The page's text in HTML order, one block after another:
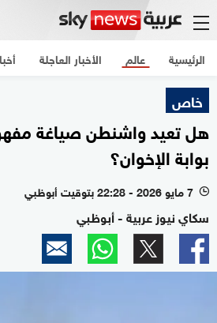
الرئيسية الأخبار العاجلة عالم
خاص
هل تعيد واشنطن صياغة
بوابة الإخوان؟
l 7 مايو 2026 - 22:28 بتوقيت أبوظبي
سكاي نيوز عربية - أبوظبي